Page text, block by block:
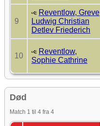
9
Reventlow, Greve
Ludwig Christian
Detlev Friederich
10
Reventlow,
Sophie Cathrine
Død
Match 1 til 4 fra 4